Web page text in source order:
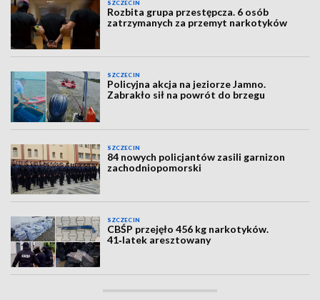
SZCZECIN
Rozbita grupa przestępcza. 6 osób
zatrzymanych za przemyt narkotyków
SZCZECIN
Policyjna akcja na jeziorze Jamno.
Zabrakło sił na powrót do brzegu
SZCZECIN
84 nowych policjantów zasili garnizon
zachodniopomorski
SZCZECIN
CBŚP przejęło 456 kg narkotyków.
41‑latek aresztowany